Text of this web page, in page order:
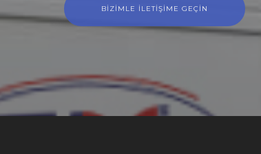
BİZİMLE İLETİŞİME GEÇİN